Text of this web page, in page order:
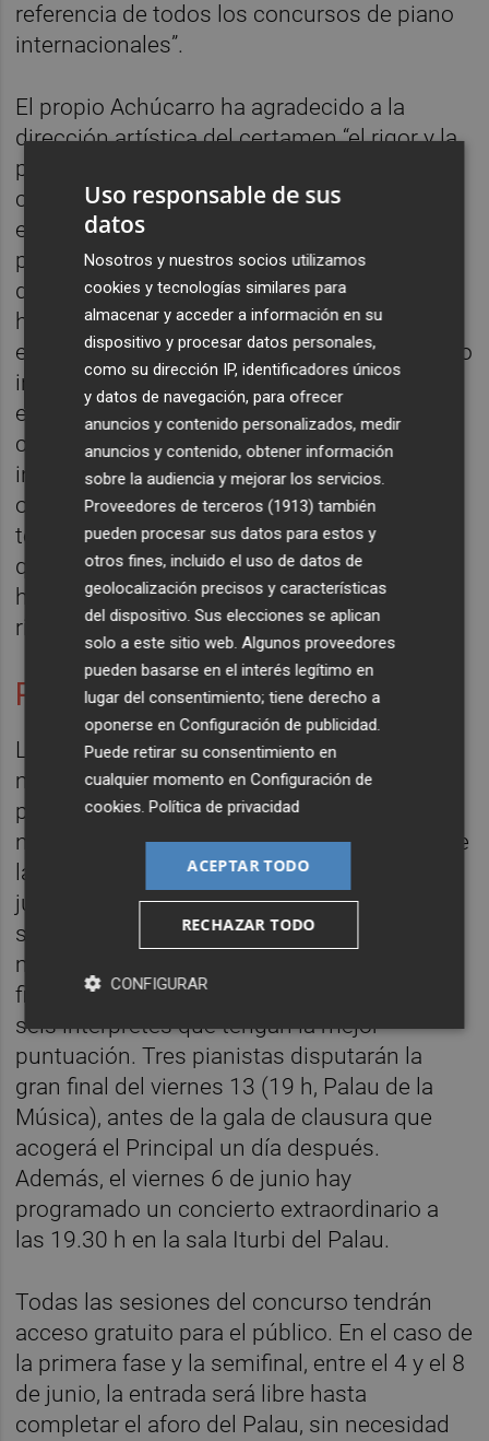
referencia de todos los concursos de piano
internacionales”.
El propio Achúcarro ha agradecido a la
dirección artística del certamen “el rigor y la
profesionalidad en la selección de los
concursantes” y la “solidez musical” del
evento. Junto al presidente del jurado ha
participado en la presentación la directora
del Iturbi, Ana Guijarro, quien ha hecho
hincapié en “el proceso de selección
exhaustiva que llevamos a cabo con el apoyo
incondicional de la Diputación”. “Ahora está
en manos de los concursantes”, ha
concluido Guijarro, que ha destacado la
interpretación obligada en el concurso de la
obra
GradeSebastián Mariné, una pieza
terminada de componer durante la Dana y
que su autor ha querido convertir en
homenaje a Valencia y las víctimas de la
riada.
Programa, jurado y premios
La primera fase del concurso arrancará el
miércoles 4 de junio (9.30 horas) y se
prolongará el jueves 5 y el viernes 6 con
nuevas sesiones eliminatorias en el Palau de
la Música, ente colaborador del certamen
junto al IVC. La semifinal tendrá lugar el
sábado 7 y el domingo 8 de junio en el
mismo escenario, mientras que la final está
fijada para los días 10 y 11 de junio, con los
seis intérpretes que tengan la mejor
puntuación. Tres pianistas disputarán la
gran final del viernes 13 (19 h, Palau de la
Música), antes de la gala de clausura que
acogerá el Principal un día después.
Además, el viernes 6 de junio hay
programado un concierto extraordinario a
las 19.30 h en la sala Iturbi del Palau.
Todas las sesiones del concurso tendrán
acceso gratuito para el público. En el caso de
la primera fase y la semifinal, entre el 4 y el 8
de junio, la entrada será libre hasta
completar el aforo del Palau, sin necesidad
Uso responsable de sus
datos
Nosotros y nuestros socios utilizamos
cookies y tecnologías similares para
almacenar y acceder a información en su
dispositivo y procesar datos personales,
como su dirección IP, identificadores únicos
y datos de navegación, para ofrecer
anuncios y contenido personalizados, medir
anuncios y contenido, obtener información
sobre la audiencia y mejorar los servicios.
Proveedores de terceros (1913) también
pueden procesar sus datos para estos y
otros fines, incluido el uso de datos de
geolocalización precisos y características
del dispositivo. Sus elecciones se aplican
solo a este sitio web. Algunos proveedores
pueden basarse en el interés legítimo en
lugar del consentimiento; tiene derecho a
oponerse enConfiguración de publicidad.
Puede retirar su consentimiento en
cualquier momento enConfiguración de
cookies.Política de privacidad
ACEPTAR TODO
RECHAZAR TODO
CONFIGURAR